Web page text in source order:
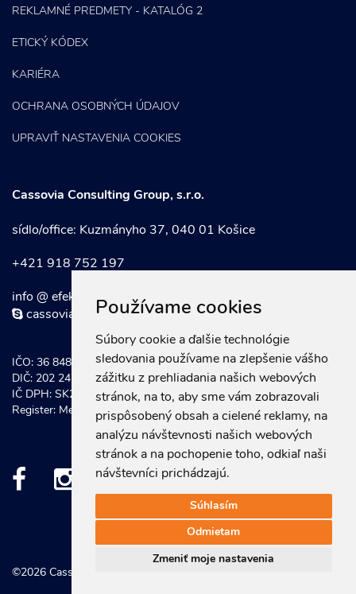
Používame cookies
Súbory cookie a ďalšie technológie
sledovania používame na zlepšenie vášho
zážitku z prehliadania našich webových
stránok, na to, aby sme vám zobrazovali
prispôsobený obsah a cielené reklamy, na
analýzu návštevnosti našich webových
stránok a na pochopenie toho, odkiaľ naši
návštevníci prichádzajú.
Súhlasím
Odmietam
Zmeniť moje nastavenia
REKLAMNÉ PREDMETY - KATALÓG 2
ETICKÝ KÓDEX
KARIÉRA
OCHRANA OSOBNÝCH ÚDAJOV
UPRAVIŤ NASTAVENIA COOKIES
Cassovia Consulting Group, s.r.o.
sídlo/office: Kuzmányho 37, 040 01 Košice
+421 918 752 197
info @ efektivnymarketing . sk
cassoviaconsultinggroup
IČO: 36 848 921
DIČ: 202 247 0934
IČ DPH: SK202 247 0934
Register: Mestský súd Košice, Odd. Sro vložka č.: 20581/V
©2026 Cassovia Consulting Group, s.r.o.